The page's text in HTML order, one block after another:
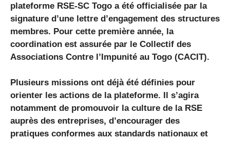
plateforme RSE-SC Togo a été officialisée par la
signature d’une lettre d’engagement des structures
membres. Pour cette première année, la
coordination est assurée par le Collectif des
Associations Contre l’Impunité au Togo (CACIT).
Plusieurs missions ont déjà été définies pour
orienter les actions de la plateforme. Il s’agira
notamment de promouvoir la culture de la RSE
auprès des entreprises, d’encourager des
pratiques conformes aux standards nationaux et